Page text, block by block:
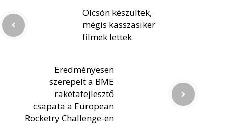
Olcsón készültek,
mégis kasszasiker
filmek lettek
Eredményesen
szerepelt a BME
rakétafejlesztő
csapata a European
Rocketry Challenge-en